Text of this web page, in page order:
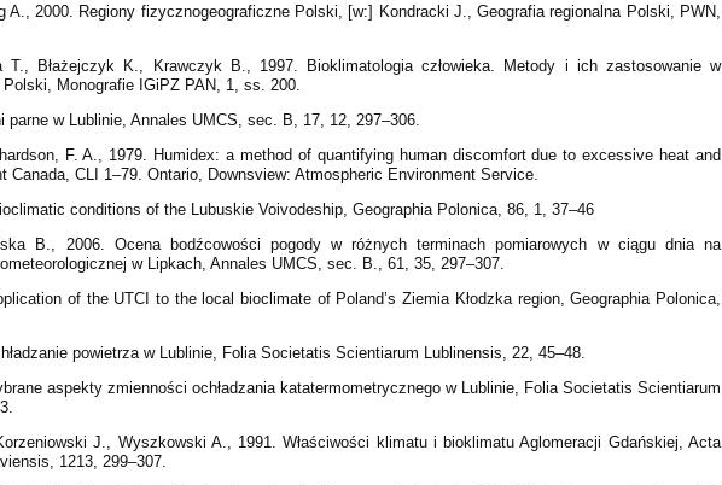
A., 2000. Regiony fizycznogeograficzne Polski, [w:] Kondracki J., Geografia regionalna Polski, PWN,
T., Błażejczyk K., Krawczyk B., 1997. Bioklimatologia człowieka. Metody i ich zastosowanie w
Monografie IGiPZ PAN, 1, ss. 200.
parne w Lublinie, Annales UMCS, sec. B, 17, 12, 297–306.
F. A., 1979. Humidex: a method of quantifying human discomfort due to excessive heat and
Canada, CLI 1–79. Ontario, Downsview: Atmospheric Environment Service.
conditions of the Lubuskie Voivodeship, Geographia Polonica, 86, 1, 37–46
B., 2006. Ocena bodźcowości pogody w różnych terminach pomiarowych w ciągu dnia na
w Lipkach, Annales UMCS, sec. B., 61, 35, 297–307.
of the UTCI to the local bioclimate of Poland’s Ziemia Kłodzka region, Geographia Polonica,
powietrza w Lublinie, Folia Societatis Scientiarum Lublinensis, 22, 45–48.
aspekty zmienności ochładzania katatermometrycznego w Lublinie, Folia Societatis Scientiarum
J., Wyszkowski A., 1991. Właściwości klimatu i bioklimatu Aglomeracji Gdańskiej, Acta
1213, 299–307.